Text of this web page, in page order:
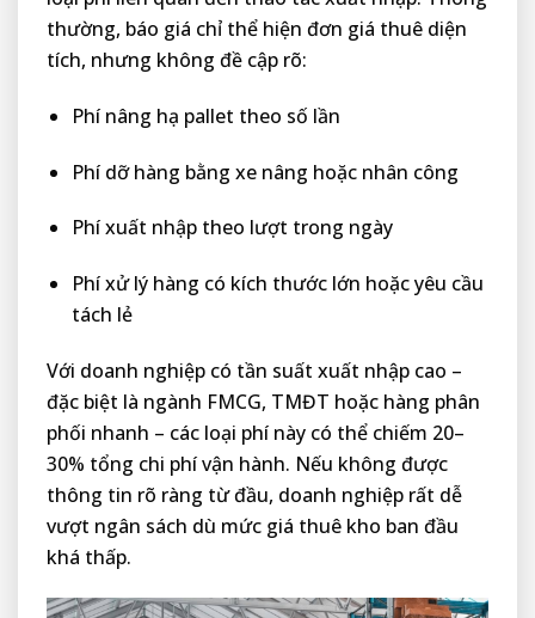
thường, báo giá chỉ thể hiện đơn giá thuê diện
tích, nhưng không đề cập rõ:
Phí nâng hạ pallet theo số lần
Phí dỡ hàng bằng xe nâng hoặc nhân công
Phí xuất nhập theo lượt trong ngày
Phí xử lý hàng có kích thước lớn hoặc yêu cầu
tách lẻ
Với doanh nghiệp có tần suất xuất nhập cao –
đặc biệt là ngành FMCG, TMĐT hoặc hàng phân
phối nhanh – các loại phí này có thể chiếm 20–
30% tổng chi phí vận hành. Nếu không được
thông tin rõ ràng từ đầu, doanh nghiệp rất dễ
vượt ngân sách dù mức giá thuê kho ban đầu
khá thấp.